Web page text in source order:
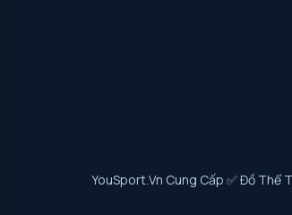
YouSport.vn Cung Cấp ✅ Đồ Thể